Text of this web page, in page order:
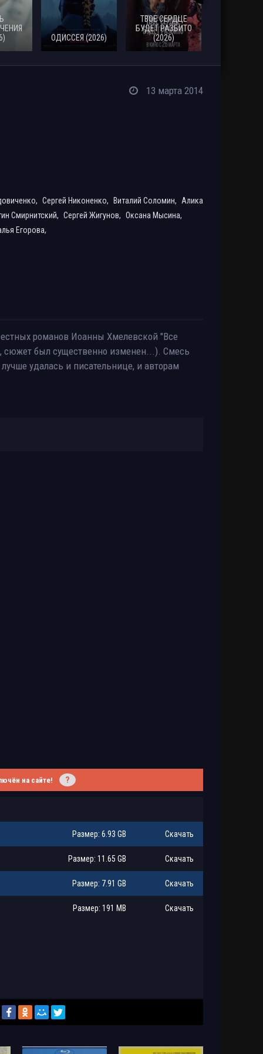
ОДИССЕЯ (2026)
ТВОЕ СЕРДЦЕ
БУДЕТ РАЗБИТО
(2026)
13 марта 2014
Сергей Никоненко, Виталий Соломин,
Алика
Смирнитский, Сергей Жигунов, Оксана Мысина,
Егорова,
романов Иоанны Хмелевской "Все
сюжет был существенно изменен...). Смесь
удалась и писательнице, и авторам
на сайте! ?
Размер: 6.93 GB Скачать
Размер: 11.65 GB Скачать
Размер: 7.91 GB Скачать
Размер: 191 MB Скачать